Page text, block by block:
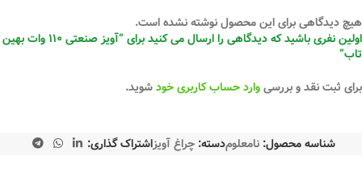
هیچ دیدگاهی برای این محصول نوشته نشده است.
اولین نفری باشید که دیدگاهی را ارسال می کنید برای “آویز صنعتی ۱۱۰ وات بهین
تاب”
برای ثبت نقد و بررسیوارد حساب کاربری خودشوید.
شناسه محصول:نامعلومدسته: چراغ آویزاشتراک گذاری: